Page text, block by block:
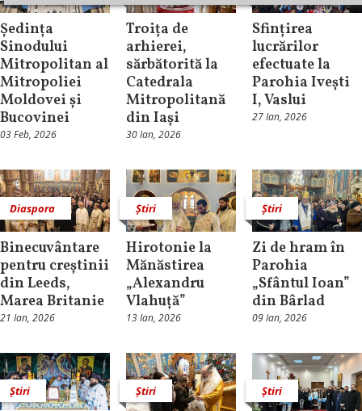
Ședința
Sinodului
Mitropolitan al
Mitropoliei
Moldovei și
Bucovinei
03 Feb, 2026
Troița de
arhierei,
sărbătorită la
Catedrala
Mitropolitană
din Iași
30 Ian, 2026
Sfințirea
lucrărilor
efectuate la
Parohia Ivești
I, Vaslui
27 Ian, 2026
Diaspora
Binecuvântare
pentru creștinii
din Leeds,
Marea Britanie
21 Ian, 2026
Știri
Hirotonie la
Mănăstirea
„Alexandru
Vlahuță”
13 Ian, 2026
Știri
Zi de hram în
Parohia
„Sfântul Ioan”
din Bârlad
09 Ian, 2026
Știri Știri Știri